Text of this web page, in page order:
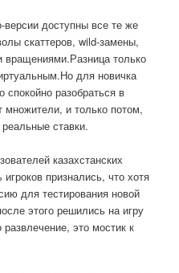
доступны все те же
скаттеров, wild-замены,
только
для новичка
разобраться в
множители, и только потом,
ставки.
казахстанских
признались, что хотя
для тестирования новой
этого решились на игру
это мостик к